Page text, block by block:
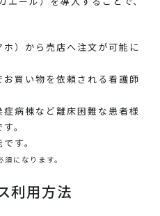
ホ）から売店へ注文が可能に
お買い物を依頼される看護師
症病棟など離床困難な患者様
。
す。
になります。
利用方法